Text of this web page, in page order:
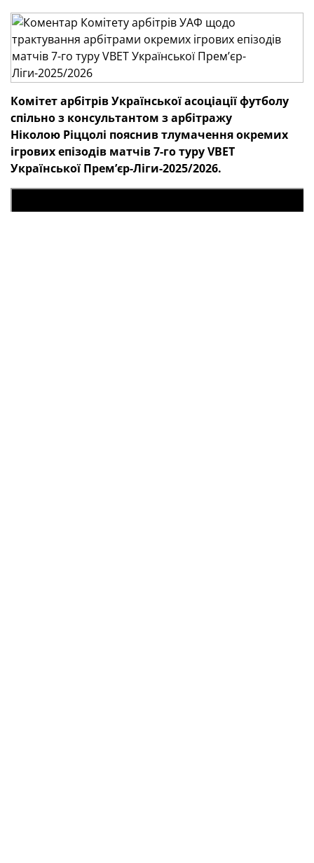
Комітет арбітрівУкраїнської асоціації футболу
спільно з консультантом з арбітражу
Ніколою Ріццолі пояснив тлумачення окремих
ігрових епізодів матчів 7-готуруVBET
Української Премʼєр-Ліги-2025/2026.